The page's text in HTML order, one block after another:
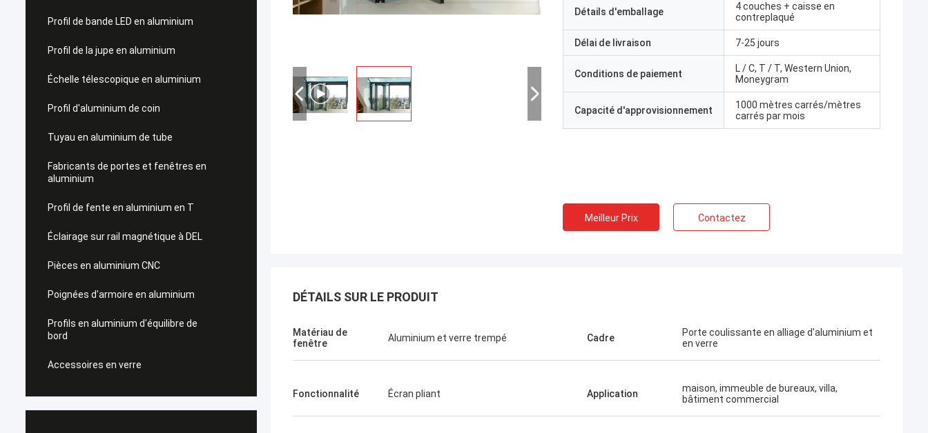
Profil de bande LED en aluminium
Profil de la jupe en aluminium
Échelle télescopique en aluminium
Profil d'aluminium de coin
Tuyau en aluminium de tube
Fabricants de portes et fenêtres en
aluminium
Profil de fente en aluminium en T
Éclairage sur rail magnétique à DEL
Pièces en aluminium CNC
Poignées d'armoire en aluminium
Profils en aluminium d'équilibre de
bord
Accessoires en verre
Détails d'emballage
4 couches + caisse en
contreplaqué
Délai de livraison 7-25 jours
Conditions de paiement
L / C, T / T, Western Union,
Moneygram
Capacité d'approvisionnement
1000 mètres carrés/mètres
carrés par mois
Meilleur Prix Contactez
DÉTAILS SUR LE PRODUIT
Matériau de
fenêtre
Aluminium et verre trempé Cadre
Porte coulissante en alliage d'aluminium et
en verre
Fonctionnalité Écran pliant Application
maison, immeuble de bureaux, villa,
bâtiment commercial